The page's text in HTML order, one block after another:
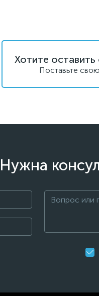
Хотите оставить
Поставьте
Нужна